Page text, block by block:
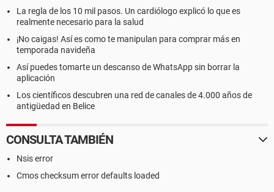
La regla de los 10 mil pasos. Un cardiólogo explicó lo que es
realmente necesario para la salud
¡No caigas! Así es como te manipulan para comprar más en
temporada navideña
Así puedes tomarte un descanso de WhatsApp sin borrar la
aplicación
Los científicos descubren una red de canales de 4.000 años de
antigüedad en Belice
CONSULTA TAMBIÉN
Nsis error
Cmos checksum error defaults loaded